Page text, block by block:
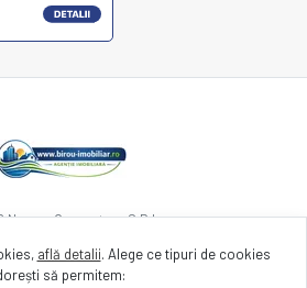
Nexum Computers S.R.L.
în
află detalii. Alege ce tipuri de cookies
să permitem: